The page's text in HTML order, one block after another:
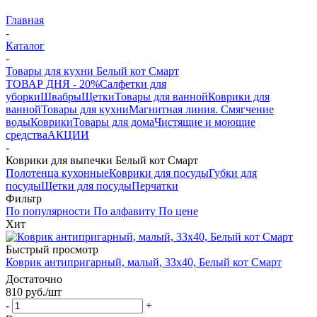
Главная
-
Каталог
-
Товары для кухни Белый кот Смарт
ТОВАР ДНЯ - 20%Салфетки для
уборкиШвабрыЩеткиТовары для ваннойКоврики для
ваннойТовары для кухниМагнитная линия. Смягчение
водыКоврикиТовары для домаЧистящие и моющие
средстваАКЦИИ
-
Коврики для выпечки Белый кот Смарт
Полотенца кухонныеКоврики для посудыГубки для
посудыЩетки для посудыПерчатки
Фильтр
По популярности По алфавиту По цене
Хит
Быстрый просмотр
Коврик антипригарный, малый, 33х40, Белый кот Смарт
Достаточно
810 руб./шт
-
+